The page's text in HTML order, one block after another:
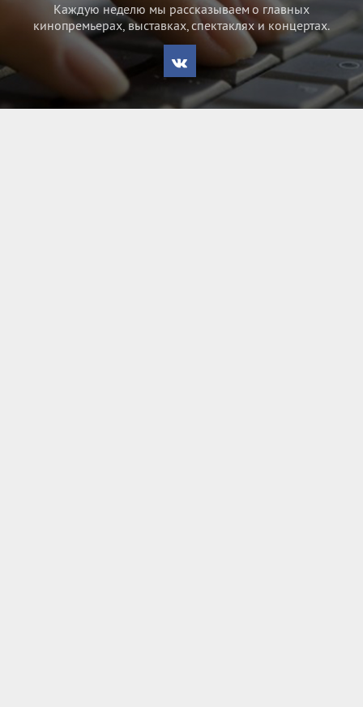
Каждую неделю мы рассказываем о главных
кинопремьерах, выставках, спектаклях и концертах.